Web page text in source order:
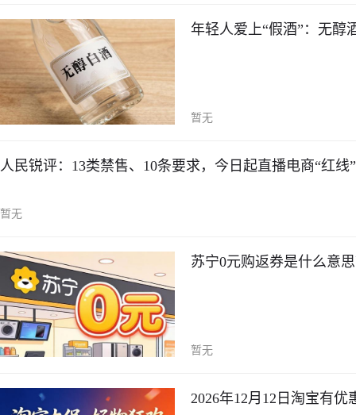
年轻人爱上“假酒”：无醇
暂无
人民锐评：13类禁售、10条要求，今日起直播电商“红线
暂无
苏宁0元购返券是什么意
暂无
2026年12月12日淘宝有